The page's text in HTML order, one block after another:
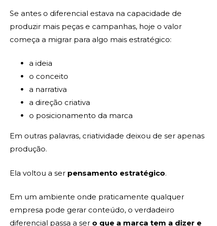
Se antes o diferencial estava na capacidade de
produzir mais peças e campanhas, hoje o valor
começa a migrar para algo mais estratégico:
a ideia
o conceito
a narrativa
a direção criativa
o posicionamento da marca
Em outras palavras, criatividade deixou de ser apenas
produção.
Ela voltou a ser pensamento estratégico.
Em um ambiente onde praticamente qualquer
empresa pode gerar conteúdo, o verdadeiro
diferencial passa a ser o que a marca tem a dizer e